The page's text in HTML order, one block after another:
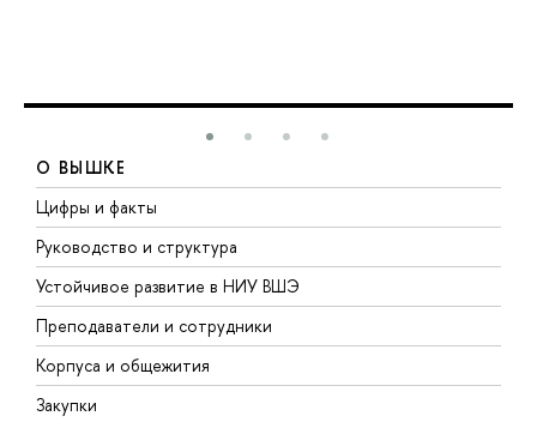
О ВЫШКЕ
Цифры и факты
Руководство и структура
Устойчивое развитие в НИУ ВШЭ
Преподаватели и сотрудники
Корпуса и общежития
Закупки